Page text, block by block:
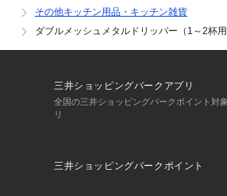
その他キッチン用品・キッチン雑貨
ダブルメッシュメタルドリッパー（1～2杯
三井ショッピングパークアプリ
全国の三井ショッピングパークポイント対
リ
三井ショッピングパークポイント